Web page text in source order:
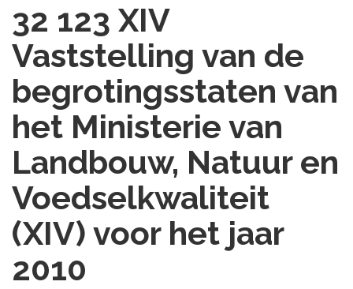
32 123 XIV
Vaststelling van de
begrotingsstaten van
het Ministerie van
Landbouw, Natuur en
Voedselkwaliteit
(XIV) voor het jaar
2010